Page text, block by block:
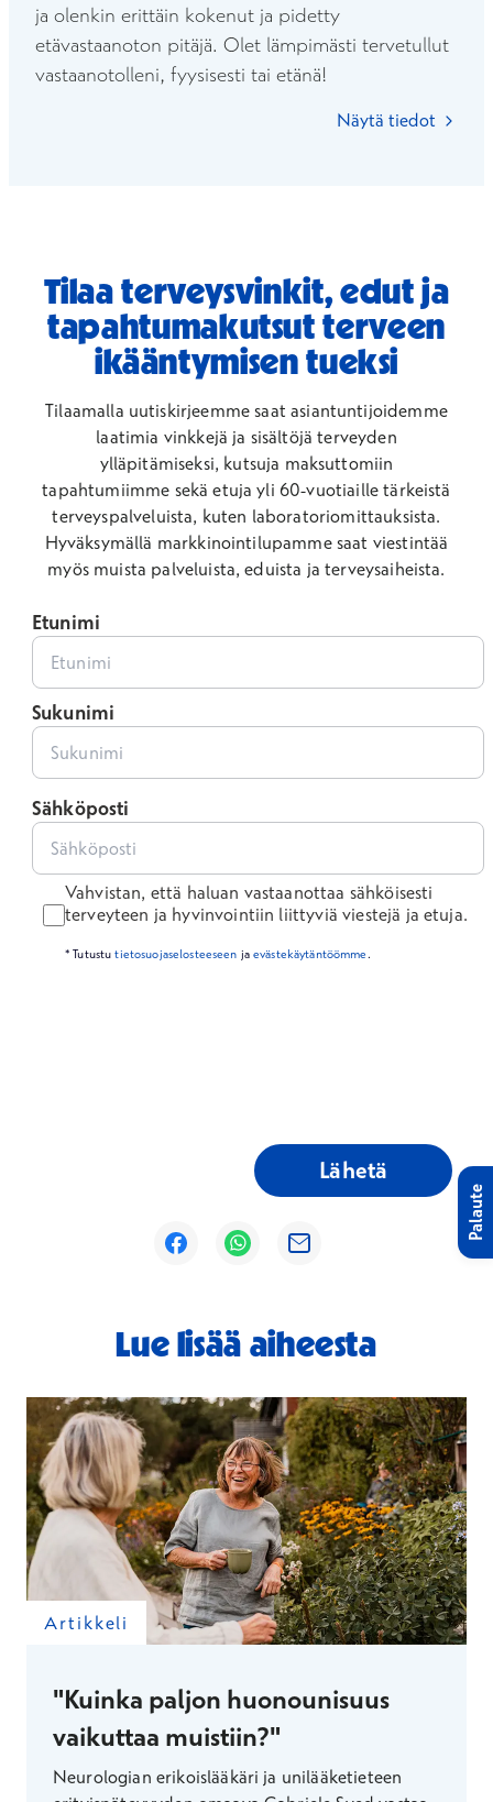
ja olenkin erittäin kokenut ja pidetty
etävastaanoton pitäjä. Olet lämpimästi tervetullut
vastaanotolleni, fyysisesti tai etänä!
Näytä tiedot
Tilaa terveysvinkit, edut ja
tapahtumakutsut terveen
ikääntymisen tueksi
Tilaamalla uutiskirjeemme saat asiantuntijoidemme
laatimia vinkkejä ja sisältöjä terveyden
ylläpitämiseksi, kutsuja maksuttomiin
tapahtumiimme sekä etuja yli 60-vuotiaille tärkeistä
terveyspalveluista, kuten laboratoriomittauksista.
Hyväksymällä markkinointilupamme saat viestintää
myös muista palveluista, eduista ja terveysaiheista.
Etunimi
Sukunimi
Sähköposti
Vahvistan, että haluan vastaanottaa sähköisesti
terveyteen ja hyvinvointiin liittyviä viestejä ja etuja.
* Tutustutietosuojaselosteeseen jaevästekäytäntöömme .
Lähetä
Avautuu uuteen ikkunaan
Avautuu uuteen ikkunaan
Avautuu uuteen ikkunaan
Lue lisää aiheesta
Artikkeli
"Kuinka paljon huonounisuus
vaikuttaa muistiin?"
Neurologian erikoislääkäri ja unilääketieteen
Palaute